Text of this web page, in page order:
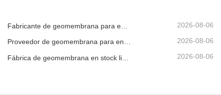
2026-08-06
Proveedor de geomembrana para envío de emergencia 2026-08-06
2026-08-06